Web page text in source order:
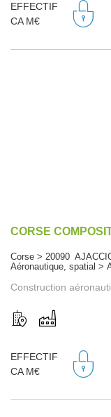
EFFECTIF
CA M€
CORSE
Corse > 20090
Aéronautique, spatial >
Construction
EFFECTIF
CA M€